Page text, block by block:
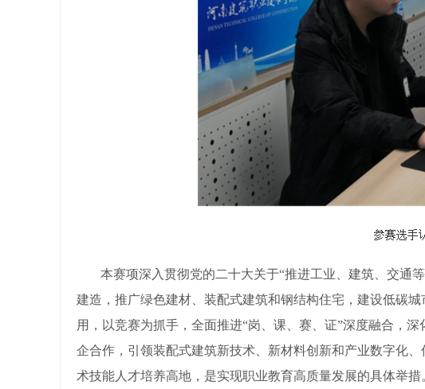
本赛项深入贯彻党的二十大关于“推进工业、建筑、交通
建造，推广绿色建材、装配式建筑和钢结构住宅，建设低碳
用，以竞赛为抓手，全面推进“岗、课、赛、证”深度融合，
企合作，引领装配式建筑新技术、新材料创新和产业数字化
术技能人才培养高地，是实现职业教育高质量发展的具体举